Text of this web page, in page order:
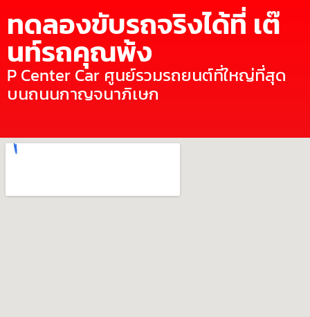
ทดลองขับรถจริงได้ที่ เต๊
นท์รถคุณพ้ง
P Center Car ศูนย์รวมรถยนต์ที่ใหญ่ที่สุด
บนถนนกาญจนาภิเษก